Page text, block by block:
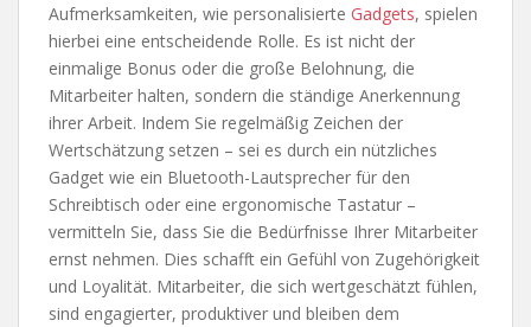
Aufmerksamkeiten, wie personalisierte Gadgets, spielen
hierbei eine entscheidende Rolle. Es ist nicht der
einmalige Bonus oder die große Belohnung, die
Mitarbeiter halten, sondern die ständige Anerkennung
ihrer Arbeit. Indem Sie regelmäßig Zeichen der
Wertschätzung setzen – sei es durch ein nützliches
Gadget wie ein Bluetooth-Lautsprecher für den
Schreibtisch oder eine ergonomische Tastatur –
vermitteln Sie, dass Sie die Bedürfnisse Ihrer Mitarbeiter
ernst nehmen. Dies schafft ein Gefühl von Zugehörigkeit
und Loyalität. Mitarbeiter, die sich wertgeschätzt fühlen,
sind engagierter, produktiver und bleiben dem